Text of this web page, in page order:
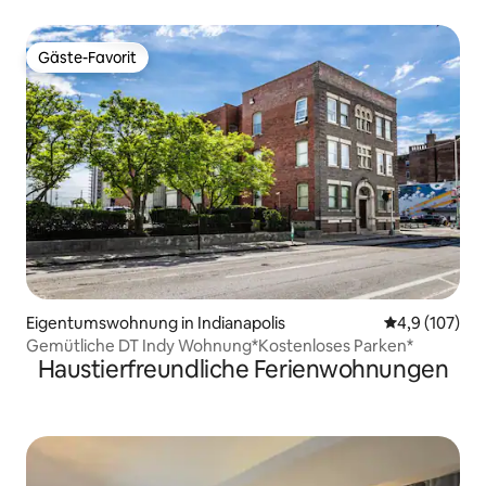
Gäste-Favorit
Gäste-Favorit
Eigentumswohnung in Indianapolis
4,9 (107)
Gemütliche DT Indy Wohnung*Kostenloses Parken*
Haustierfreundliche Ferienwohnungen